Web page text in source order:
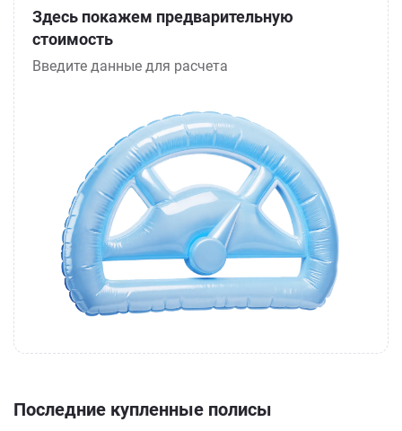
Здесь покажем предварительную
стоимость
Введите данные для расчета
Последние купленные полисы